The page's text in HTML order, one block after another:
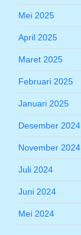
Mei 2025
April 2025
Maret 2025
Februari 2025
Januari 2025
Desember 2024
November 2024
Juli 2024
Juni 2024
Mei 2024